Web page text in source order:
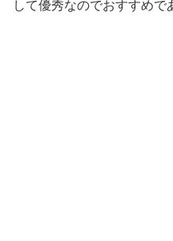
して優秀なのでおすすめで